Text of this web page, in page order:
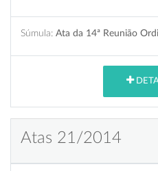
Súmula: Ata da 14ª Reunião
Atas 21/2014